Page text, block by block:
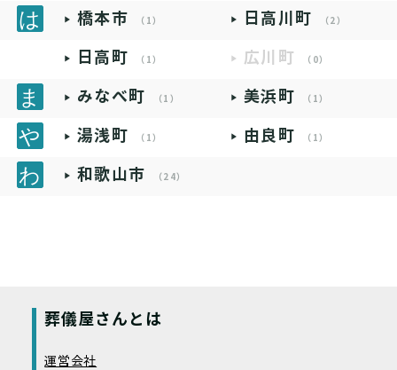
橋本市 （1） 日高川町 （2）
日高町 （1） 広川町 （0）
みなべ町 （1） 美浜町 （1）
湯浅町 （1） 由良町 （1）
和歌山市 （24）
葬儀屋さんとは
運営会社